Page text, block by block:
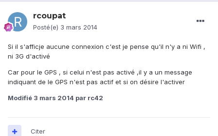
rcoupat
Posté(e) 3 mars 2014
Si il s'afficje aucune connexion c'est je pense qu'il n'y a ni Wifi ,
ni 3G d'activé
Car pour le GPS , si celui n'est pas activé ,il y a un message
indiquant de le GPS n'est pas actif et si on désire l'activer
Modifié 3 mars 2014 par rc42
Citer